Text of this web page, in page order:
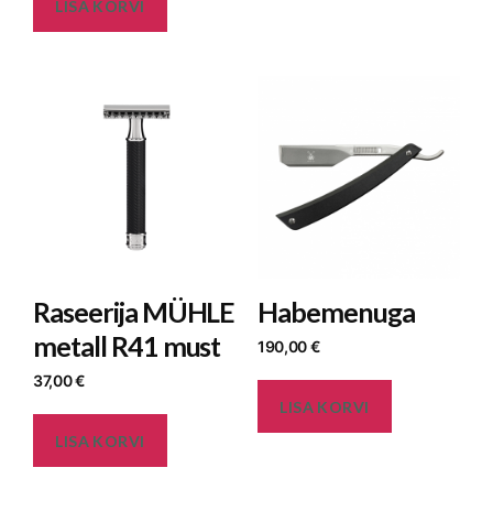
LISA KORVI
Raseerija MÜHLE
metall R41 must
37,00€
LISA KORVI
Habemenuga
190,00€
LISA KORVI